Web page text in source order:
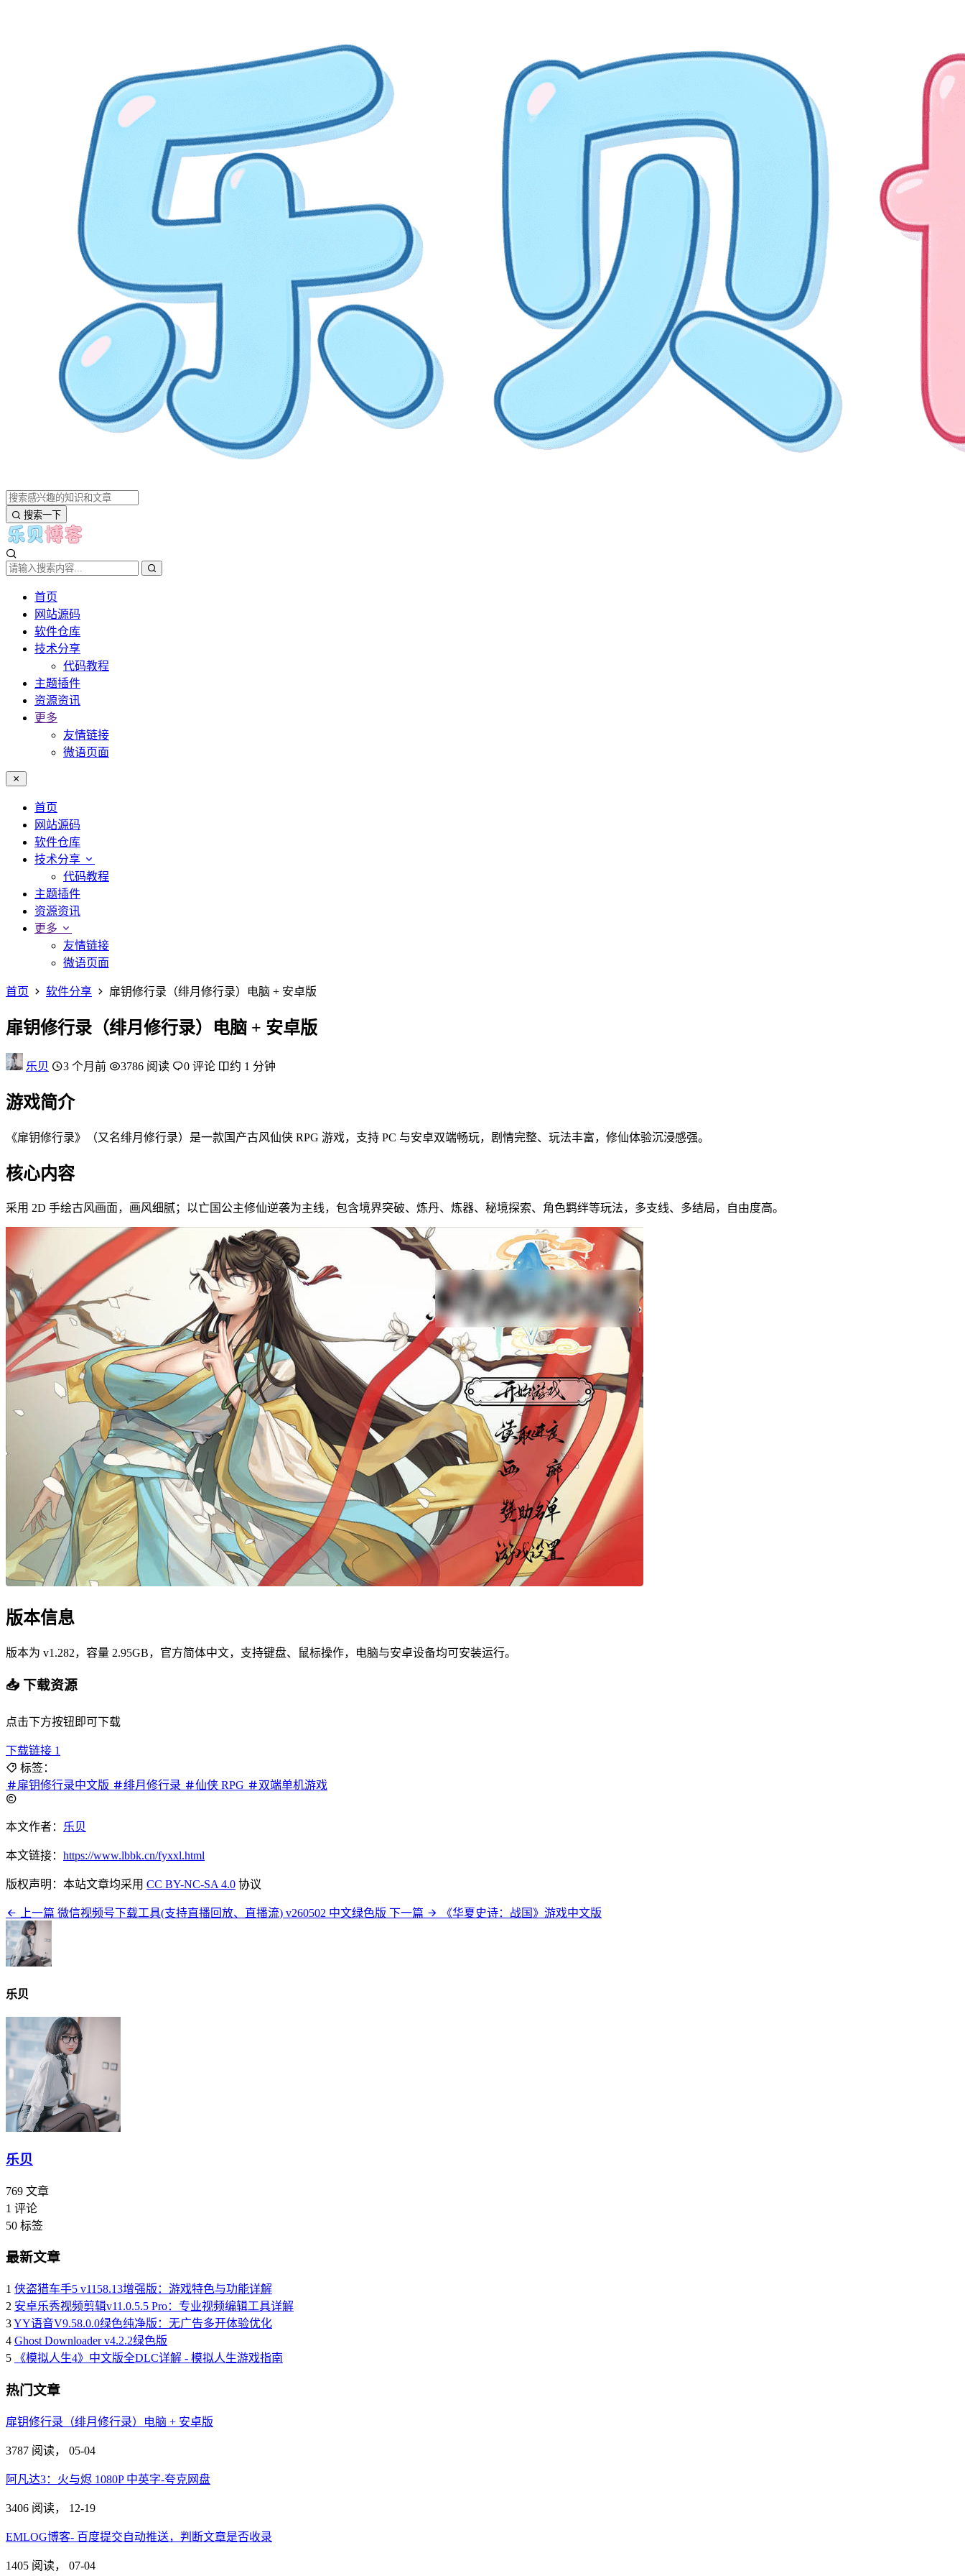
搜索一下
首页
网站源码
软件仓库
技术分享
代码教程
主题插件
资源资讯
更多
友情链接
微语页面
首页
网站源码
软件仓库
技术分享
代码教程
主题插件
资源资讯
更多
友情链接
微语页面
首页 软件分享 扉钥修行录（绯月修行录）电脑 + 安卓版
扉钥修行录（绯月修行录）电脑 + 安卓版
乐贝 3 个月前 3786 阅读 0 评论 约 1 分钟
游戏简介
《扉钥修行录》（又名绯月修行录）是一款国产古风仙侠 RPG 游戏，支持 PC 与安卓双端畅玩，剧情完整、玩法丰富，修仙体验沉浸感强。
核心内容
采用 2D 手绘古风画面，画风细腻；以亡国公主修仙逆袭为主线，包含境界突破、炼丹、炼器、秘境探索、角色羁绊等玩法，多支线、多结局，自由度高。
版本信息
版本为 v1.282，容量 2.95GB，官方简体中文，支持键盘、鼠标操作，电脑与安卓设备均可安装运行。
📥 下载资源
点击下方按钮即可下载
下载链接 1
标签：
扉钥修行录中文版
绯月修行录 仙侠 RPG 双端单机游戏
本文作者： 乐贝
本文链接： https://www.lbbk.cn/fyxxl.html
版权声明：本站文章均采用 CC BY-NC-SA 4.0 协议
上一篇 微信视频号下载工具(支持直播回放、直播流) v260502 中文绿色版 下一篇 《华夏史诗：战国》游戏中文版
乐贝
乐贝
769 文章
1 评论
50 标签
最新文章
1 侠盗猎车手5 v1158.13增强版：游戏特色与功能详解
2 安卓乐秀视频剪辑v11.0.5.5 Pro：专业视频编辑工具详解
3YY语音V9.58.0.0绿色纯净版：无广告多开体验优化
4 Ghost Downloader v4.2.2绿色版
5
《模拟人生4》中文版全DLC详解 - 模拟人生游戏指南
热门文章
扉钥修行录（绯月修行录）电脑 + 安卓版
3787 阅读， 05-04
阿凡达3：火与烬 1080P 中英字-夸克网盘
3406 阅读， 12-19
EMLOG博客- 百度提交自动推送，判断文章是否收录
1405 阅读， 07-04